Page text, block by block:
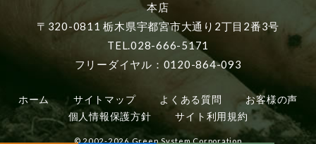
本店
〒320-0811 栃木県宇都宮市大通り2丁目2番3号
TEL.028-666-5171
フリーダイヤル：0120-864-093
ホーム サイトマップ よくある質問
お客様の声
個人情報保護方針
サイト利用規約
© 2002-2026 Green System Corporation